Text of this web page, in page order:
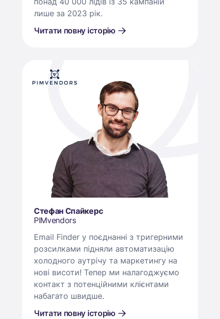
лише за 2023 рік.
Читати повну історію
Стефан Спайкерс
PIMvendors
Email Finder у поєднанні з тригерними
розсилками підняли автоматизацію
холодного аутрічу та маркетингу на
нові висоти! Тепер ми налагоджуємо
контакт з потенційними клієнтами
набагато швидше.
Читати повну історію